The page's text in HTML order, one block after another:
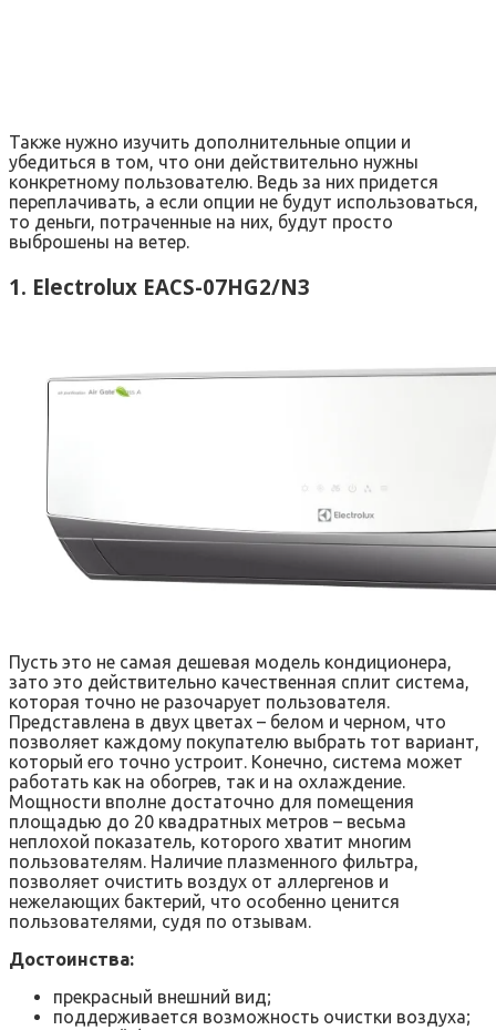
Также нужно изучить дополнительные опции и
убедиться в том, что они действительно нужны
конкретному пользователю. Ведь за них придется
переплачивать, а если опции не будут использоваться,
то деньги, потраченные на них, будут просто
выброшены на ветер.
1. Electrolux EACS-07HG2/N3
Пусть это не самая дешевая модель кондиционера,
зато это действительно качественная сплит система,
которая точно не разочарует пользователя.
Представлена в двух цветах – белом и черном, что
позволяет каждому покупателю выбрать тот вариант,
который его точно устроит. Конечно, система может
работать как на обогрев, так и на охлаждение.
Мощности вполне достаточно для помещения
площадью до 20 квадратных метров – весьма
неплохой показатель, которого хватит многим
пользователям. Наличие плазменного фильтра,
позволяет очистить воздух от аллергенов и
нежелающих бактерий, что особенно ценится
пользователями, судя по отзывам.
Достоинства:
прекрасный внешний вид;
поддерживается возможность очистки воздуха;